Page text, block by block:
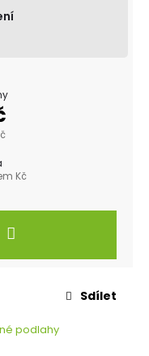
Kč
podlahy
Sdílet